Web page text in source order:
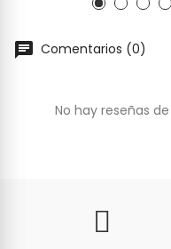
Comentarios (0)
No hay reseñas